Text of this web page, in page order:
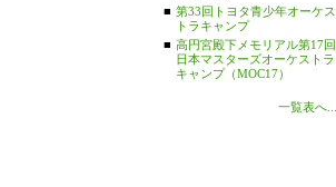
■ 第33回トヨタ青少年オーケス
トラキャンプ
■ 高円宮殿下メモリアル第17回
日本マスターズオーケストラ
キャンプ（MOC17）
一覧表へ...